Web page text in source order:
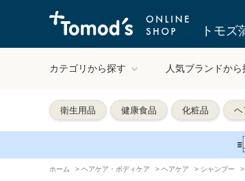
トモズ
カテゴリから探す 人気ブランドから
衛生用品 健康食品 化粧品 ヘ
ホーム > ヘアケア・ボディケア > ヘアケア > シャンプー >